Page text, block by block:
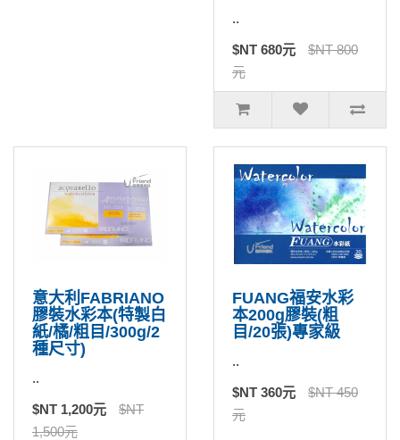
..
$NT 680元
$NT 800
元
意大利FABRIANO
膠裝水彩本(特製白
紙/橘/粗目/300g/2
種尺寸)
..
$NT 1,200元
$NT
1,500元
FUANG福安水彩
本200g膠裝(粗
目/20張)專家級
..
$NT 360元
$NT 450
元